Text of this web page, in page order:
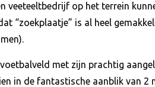
op het terrein
“zoekplaatje” is al heel
met zijn prachtig
in de fantastische aanblik van 2